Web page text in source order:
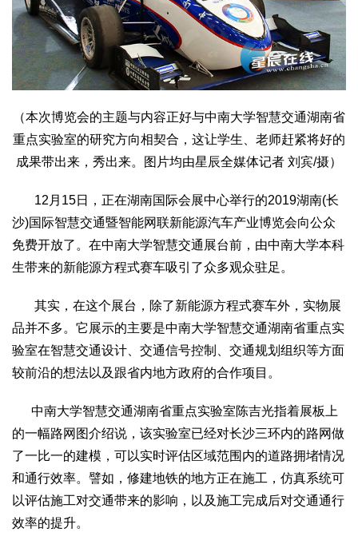
赣
鲁 豫 鄂 湘 粤 桂 琼 川 黔 滇
藏
甘 青 宁 新 港 澳
智库
智库建设 智库专家 智库战略 智库之声
信息
地方动态 地方强音
2017 2016 2015 2018 2019
关于我们
杂志简介 杂志编委会 组织机构 联系我们 智慧中国动态
全景中国 智慧教育
智慧交通
智慧环保
智慧会客厅 县域经济 城乡建设
康养
合作伙伴
（本次博览会的主题与内容正好与中南大学智慧交通湖南省
重点实验室的研究方向相契合，这让学生、老师赶紧将好的
成果带出来，秀出来。图片均由星辰全媒体记者 刘宾/摄）
12月15日，正在湖南国际会展中心举行的2019湖南(长
沙)国际智慧交通暨智能网联新能源汽车产业博览会向公众
免费开放了。在中南大学智慧交通展台前，由中南大学本科
生带来的新能源方程式赛车吸引了众多观众驻足。
其实，在这个展台，除了新能源方程式赛车外，实物展
品并不多。它展示的主要是中南大学智慧交通湖南省重点实
验室在智慧交通设计、交通信号控制、交通规划组织等方面
较前沿的想法以及跟省内地方政府的合作项目。
中南大学智慧交通湖南省重点实验室陈吉光指着展板上
的一幅路网图介绍说，该实验室已经对长沙三环内的路网做
了一比一的建模，可以实时评估区域范围内的道路拥堵情况
和通行效率。譬如，修建地铁的地方正在施工，仿真系统可
以评估施工对交通带来的影响，以及施工完成后对交通通行
效率的提升。